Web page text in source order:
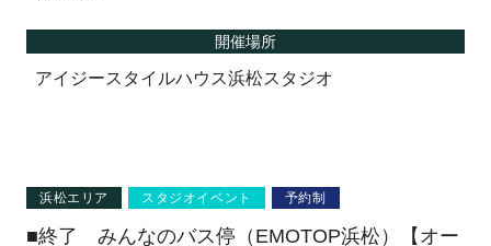
開催場所
アイジースタイルハウス浜松スタジオ
浜松エリア スタジオイベント 予約制
■終了 みんなのバス停（EMOTOP浜松）【オー